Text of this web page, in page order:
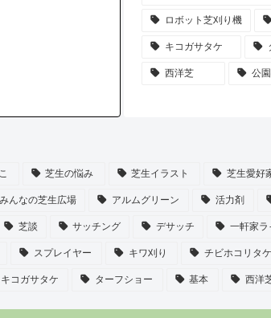
ロボット芝刈り機
キコガサタケ
西洋芝 公
芝生の悩み 芝生イラスト 芝生愛好
みんなの芝生広場 アルムグリーン 活力剤
芝談 サッチング デサッチ 一軒家ラ
スプレイヤー キワ刈り チビホコリタケ
キコガサタケ ターフショー 基本 西洋